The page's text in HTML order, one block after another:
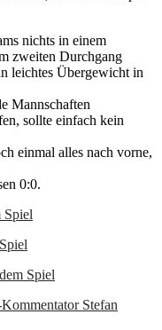
nichts in einem
zweiten Durchgang
leichtes Übergewicht in
Mannschaften
sollte einfach kein
einmal alles nach vorne,
0:0.
Spiel
Spiel
Stefan